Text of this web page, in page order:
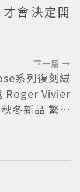
會決定開
下一篇 →
系列復刻絨
Roger Vivier
冬新品 繁花